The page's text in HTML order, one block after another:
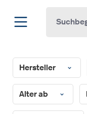
Hersteller
Alter ab